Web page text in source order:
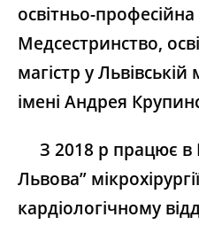
освітньо-
Медсестринство,
магістр у
імені Андрея
З 2018 р працює
Львова”
кардіологічному